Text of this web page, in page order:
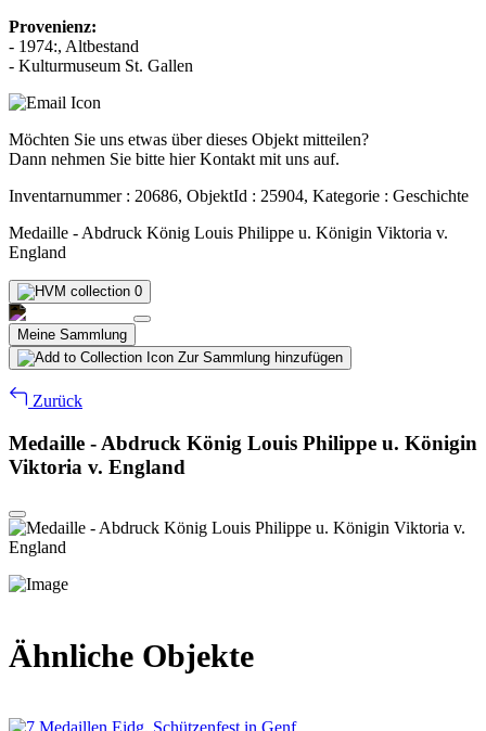
Provenienz:
- 1974:, Altbestand
- Kulturmuseum St. Gallen
Möchten Sie uns etwas über dieses Objekt mitteilen?
Dann nehmen Sie bitte hier Kontakt mit uns auf.
Inventarnummer : 20686, ObjektId : 25904, Kategorie : Geschichte
Medaille - Abdruck König Louis Philippe u. Königin Viktoria v.
England
0
Meine Sammlung
Zur Sammlung hinzufügen
Zurück
Medaille - Abdruck König Louis Philippe u. Königin
Viktoria v. England
Ähnliche Objekte